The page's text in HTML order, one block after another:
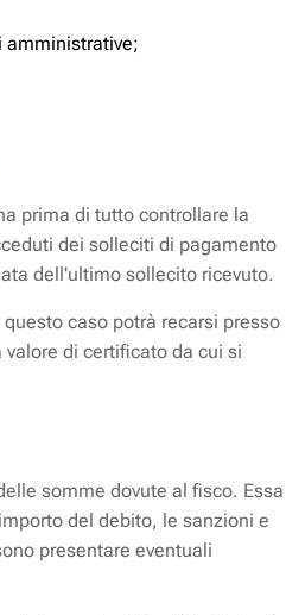
amministrative;
prima di tutto controllare la
dei solleciti di pagamento
dell'ultimo sollecito ricevuto.
caso potrà recarsi presso
di certificato da cui si
somme dovute al fisco. Essa
del debito, le sanzioni e
presentare eventuali